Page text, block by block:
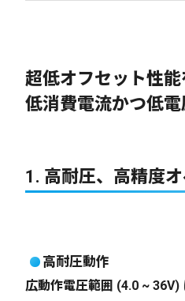
超低オフセット性
低消費電流かつ低
1. 高耐圧、高精度
高耐圧動作
広動作電圧範囲 (4.0 ~ 36V)